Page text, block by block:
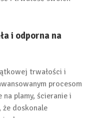
i odporna na
trwałości i
procesom
plamy, ścieranie i
że doskonale